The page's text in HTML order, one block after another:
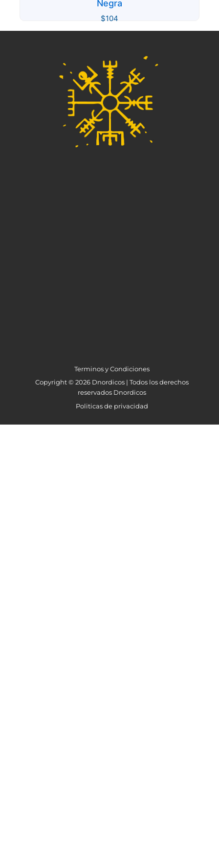
Negra
$104
Terminos y Condiciones
Copyright © 2026 Dnordicos | Todos los derechos
reservados Dnordicos
Politicas de privacidad